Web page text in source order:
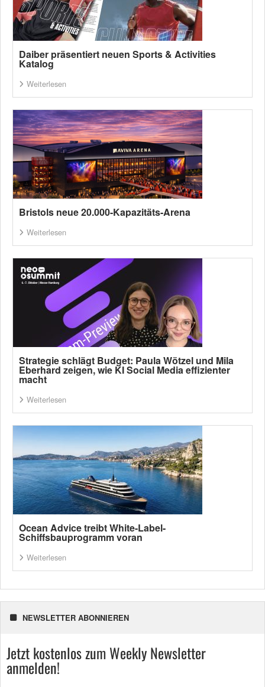
Daiber präsentiert neuen Sports & Activities
Katalog
Weiterlesen
Bristols neue 20.000-Kapazitäts-Arena
Weiterlesen
Strategie schlägt Budget: Paula Wötzel und Mila
Eberhard zeigen, wie KI Social Media effizienter
macht
Weiterlesen
Ocean Advice treibt White-Label-
Schiffsbauprogramm voran
Weiterlesen
NEWSLETTER ABONNIEREN
Jetzt kostenlos zum Weekly Newsletter
anmelden!